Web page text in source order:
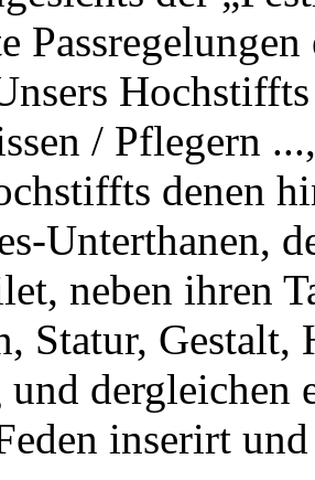
/ Pflegern
denen
Unterthanen,
neben ihren
Statur, Gestalt,
dergleichen
inserirt